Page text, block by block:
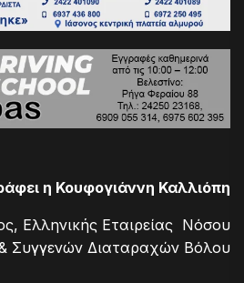
η Κουφογιάννη Καλλιόπη
Ελληνικής Εταιρείας Νόσου
Συγγενών Διαταραχών Βόλου